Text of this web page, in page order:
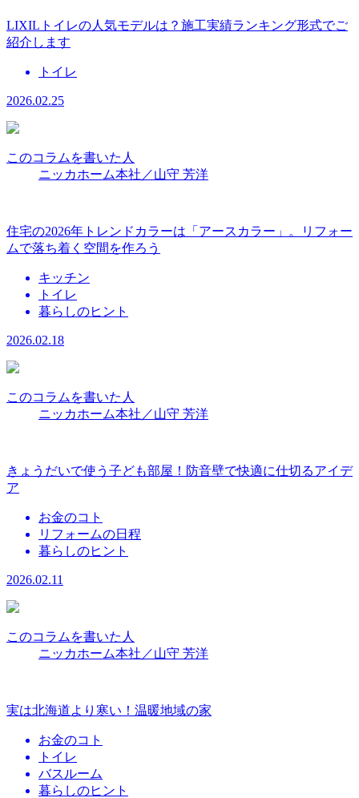
LIXILトイレの人気モデルは？施工実績ランキング形式でご
紹介します
トイレ
2026.02.25
このコラムを書いた人
ニッカホーム本社／山守 芳洋
住宅の2026年トレンドカラーは「アースカラー」。リフォー
ムで落ち着く空間を作ろう
キッチン
トイレ
暮らしのヒント
2026.02.18
このコラムを書いた人
ニッカホーム本社／山守 芳洋
きょうだいで使う子ども部屋！防音壁で快適に仕切るアイデ
ア
お金のコト
リフォームの日程
暮らしのヒント
2026.02.11
このコラムを書いた人
ニッカホーム本社／山守 芳洋
実は北海道より寒い！温暖地域の家
お金のコト
トイレ
バスルーム
暮らしのヒント